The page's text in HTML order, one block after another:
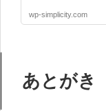
wp-simplicity.com
あとがき